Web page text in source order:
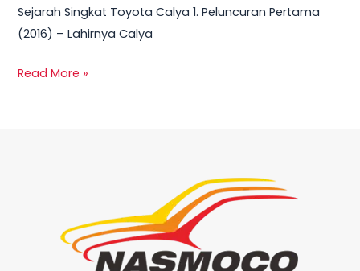
Sejarah Singkat Toyota Calya 1. Peluncuran Pertama
(2016) – Lahirnya Calya
Read More »